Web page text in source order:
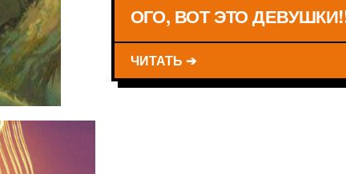
ОГО, ВОТ ЭТО
ЧИТАТЬ ➔